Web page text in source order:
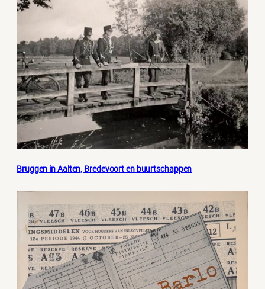
Bruggen in Aalten, Bredevoort en buurtschappen